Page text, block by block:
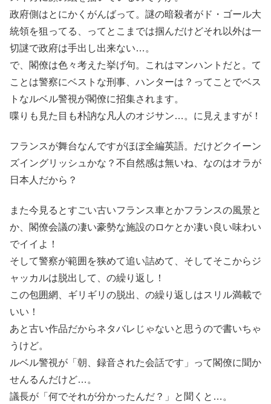
政府側はとにかくがんばって。謎の暗殺者がド・ゴール大
統領を狙ってる、ってとこまでは掴んだけどそれ以外は一
切謎で政府は手出し出来ない…。
で、閣僚は色々考えた挙げ句。これはマンハントだと。て
ことは警察にベストな刑事、ハンターは？ってことでベス
トなルベル警視が閣僚に招集されます。
喋りも見た目も朴訥な凡人のオジサン…。に見えますが！
フランスが舞台なんですがほぼ全編英語。だけどクイーン
ズイングリッシュかな？不自然感は無いね、なのはオラが
日本人だから？
また今見るとすごい古いフランス車とかフランスの風景と
か、閣僚会議の凄い豪勢な施設のロケとか凄い良い味わい
でイイよ！
そして警察が範囲を狭めて追い詰めて、そしてそこからジ
ャッカルは脱出して、の繰り返し！
この包囲網、ギリギリの脱出、の繰り返しはスリル満載で
いい！
あと古い作品だからネタバレじゃないと思うので書いちゃ
うけど。
ルベル警視が「朝、録音された会話です」って閣僚に聞か
せんるんだけど…。
議長が「何でそれが分かったんだ？」と聞くと…。